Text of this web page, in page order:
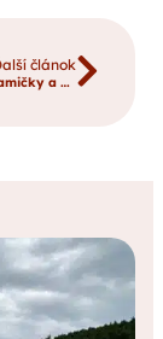
článok
Potešenie pre mamičky a deti v Rabči